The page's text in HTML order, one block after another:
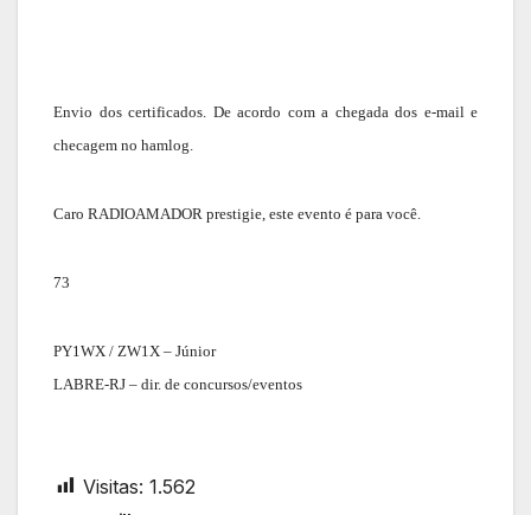
Envio dos certificados. De acordo com a chegada dos e-mail e
checagem no hamlog.
Caro RADIOAMADOR prestigie, este evento é para você.
73
PY1WX / ZW1X – Júnior
LABRE-RJ – dir. de concursos/eventos
Visitas: 1.562